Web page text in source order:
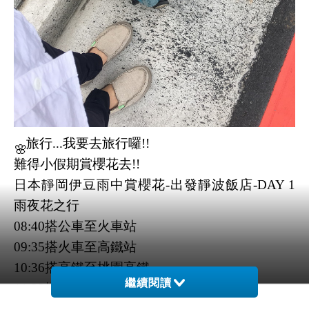
🌸旅行...我要去旅行囉!!
難得小假期賞櫻花去!!
日本靜岡伊豆雨中賞櫻花-出發靜波飯店-DAY 1
雨夜花之行
08:40搭公車至火車站
09:35搭火車至高鐵站
10:36搭高鐵至桃園高鐵
11:32搭桃園捷運至第二航厦
繼續閱讀